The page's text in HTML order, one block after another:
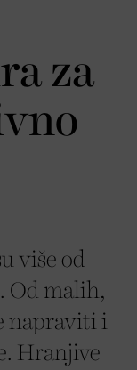
za
više od
Od malih,
napraviti i
Hranjive